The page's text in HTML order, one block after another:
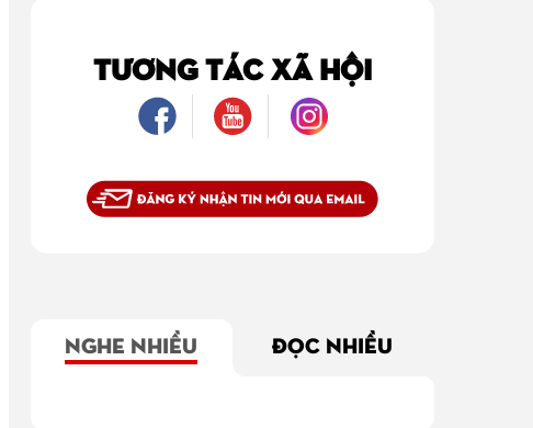
TƯƠNG TÁC XÃ HỘI
NGHE NHIỀU ĐỌC NHIỀU